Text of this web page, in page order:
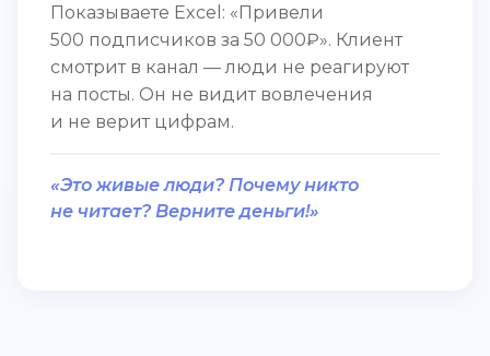
Показываете Excel: «Привели
500 подписчиков за 50 000₽». Клиент
смотрит в канал — люди не реагируют
на посты. Он не видит вовлечения
и не верит цифрам.
«Это живые люди? Почему никто
не читает? Верните деньги!»